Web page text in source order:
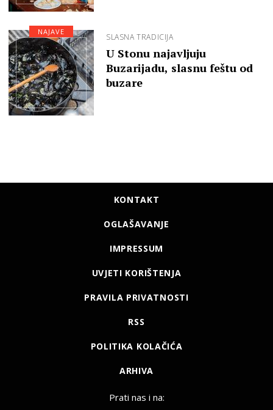
SLASNA TRADICIJA
U Stonu najavljuju
Buzarijadu, slasnu feštu od
buzare
NAJAVE
KONTAKT
OGLAŠAVANJE
IMPRESSUM
UVJETI KORIŠTENJA
PRAVILA PRIVATNOSTI
RSS
POLITIKA KOLAČIĆA
ARHIVA
Prati nas i na: